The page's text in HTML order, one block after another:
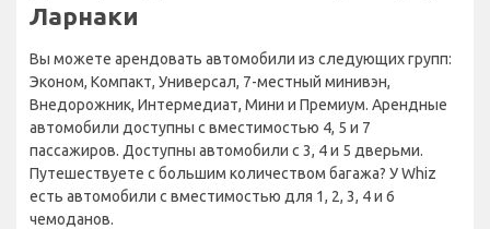
Ларнаки
Вы можете арендовать автомобили из следующих групп:
Эконом, Компакт, Универсал, 7-местный минивэн,
Внедорожник, Интермедиат, Мини и Премиум. Арендные
автомобили доступны с вместимостью 4, 5 и 7
пассажиров. Доступны автомобили с 3, 4 и 5 дверьми.
Путешествуете с большим количеством багажа? У Whiz
есть автомобили с вместимостью для 1, 2, 3, 4 и 6
чемоданов.